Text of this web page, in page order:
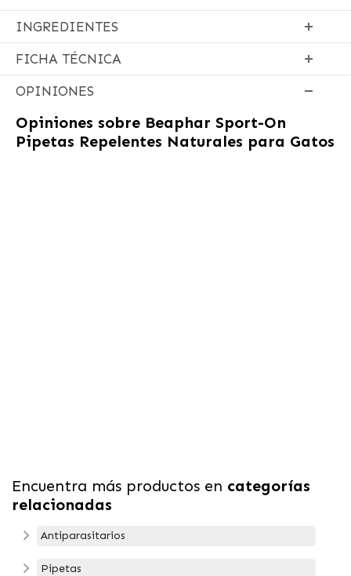
INGREDIENTES
FICHA TÉCNICA
OPINIONES
Opiniones sobre Beaphar Sport-On
Pipetas Repelentes Naturales para Gatos
Encuentra más productos en categorías
relacionadas
Antiparasitarios
Pipetas